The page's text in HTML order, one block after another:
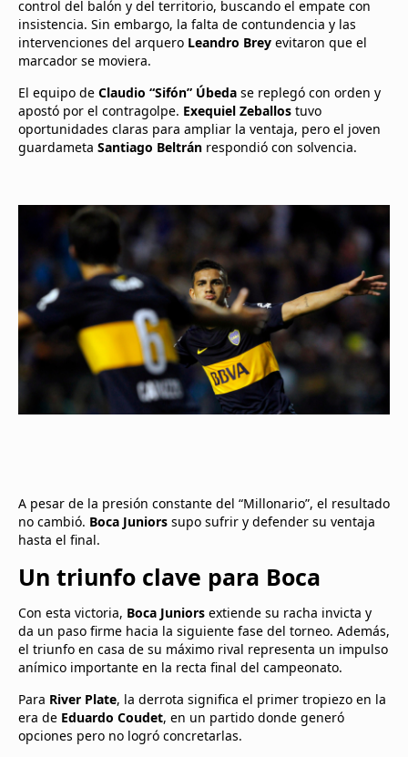
control del balón y del territorio, buscando el empate con
insistencia. Sin embargo, la falta de contundencia y las
intervenciones del arquero Leandro Brey evitaron que el
marcador se moviera.
El equipo de Claudio “Sifón” Úbeda se replegó con orden y
apostó por el contragolpe. Exequiel Zeballos tuvo
oportunidades claras para ampliar la ventaja, pero el joven
guardameta Santiago Beltrán respondió con solvencia.
A pesar de la presión constante del “Millonario”, el resultado
no cambió. Boca Juniors supo sufrir y defender su ventaja
hasta el final.
Un triunfo clave para Boca
Con esta victoria, Boca Juniors extiende su racha invicta y
da un paso firme hacia la siguiente fase del torneo. Además,
el triunfo en casa de su máximo rival representa un impulso
anímico importante en la recta final del campeonato.
Para River Plate, la derrota significa el primer tropiezo en la
era de Eduardo Coudet, en un partido donde generó
opciones pero no logró concretarlas.